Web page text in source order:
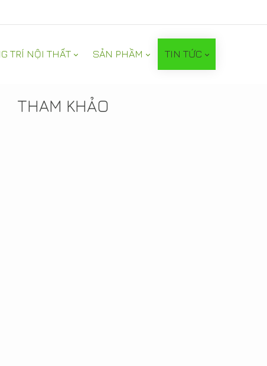
TRÍ NỘI THẤT SẢN PHẦM TIN TỨC
TIN NỔI BẬT
THAM KHẢO